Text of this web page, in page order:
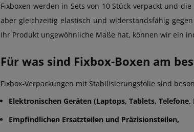
Fixboxen werden in Sets von 10 Stück verpackt und
aber gleichzeitig elastisch und widerstandsfähig
Ihr Produkt ungewöhnliche Maße hat, können wir ein
Für was sind Fixbox-Boxen am
Fixbox-Verpackungen mit Stabilisierungsfolie sind
Elektronischen Geräten (Laptops, Tablets, Telefone,
Empfindlichen Ersatzteilen und Präzisionsteilen,